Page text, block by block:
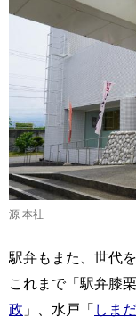
源 本社
駅弁もまた、世代
これまで「駅弁膝
政 」、水戸「 しま